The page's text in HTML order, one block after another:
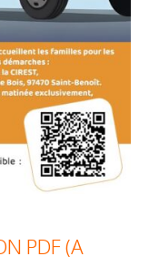
PDF (A